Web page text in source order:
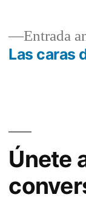
Entrada
Las caras
Únete